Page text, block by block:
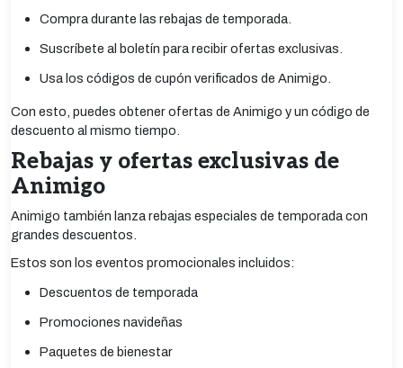
Compra durante las rebajas de temporada.
Suscríbete al boletín para recibir ofertas exclusivas.
Usa los códigos de cupón verificados de Animigo.
Con esto, puedes obtener ofertas de Animigo y un código de
descuento al mismo tiempo.
Rebajas y ofertas exclusivas de
Animigo
Animigo también lanza rebajas especiales de temporada con
grandes descuentos.
Estos son los eventos promocionales incluidos:
Descuentos de temporada
Promociones navideñas
Paquetes de bienestar